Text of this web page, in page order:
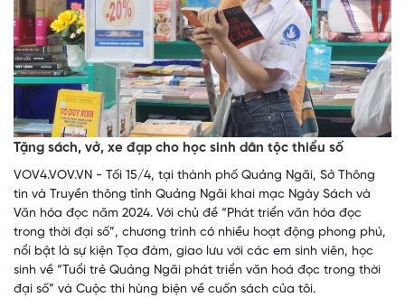
Tặng sách, vở, xe đạp cho học sinh dân tộc thiểu số
VOV4.VOV.VN - Tối 15/4, tại thành phố Quảng Ngãi, Sở Thông
tin và Truyền thông tỉnh Quảng Ngãi khai mạc Ngày Sách và
Văn hóa đọc năm 2024. Với chủ đề “Phát triển văn hóa đọc
trong thời đại số”, chương trình có nhiều hoạt động phong phú,
nổi bật là sự kiện Tọa đàm, giao lưu với các em sinh viên, học
sinh về “Tuổi trẻ Quảng Ngãi phát triển văn hoá đọc trong thời
đại số” và Cuộc thi hùng biện về cuốn sách của tôi.